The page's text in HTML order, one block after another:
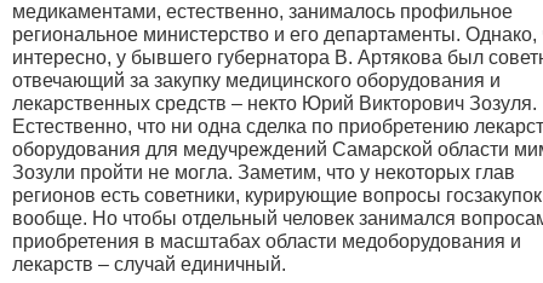
медикаментами, естественно, занималось профильное
региональное министерство и его департаменты. Однако,
интересно, у бывшего губернатора В. Артякова был
отвечающий за закупку медицинского оборудования и
лекарственных средств – некто Юрий Викторович Зозуля.
Естественно, что ни одна сделка по приобретению
оборудования для медучреждений Самарской области
Зозули пройти не могла. Заметим, что у некоторых глав
регионов есть советники, курирующие вопросы госзакупок
вообще. Но чтобы отдельный человек занимался
приобретения в масштабах области медоборудования и
лекарств – случай единичный.